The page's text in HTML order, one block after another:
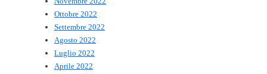
Ottobre 2022
Settembre 2022
Agosto 2022
Luglio 2022
Aprile 2022